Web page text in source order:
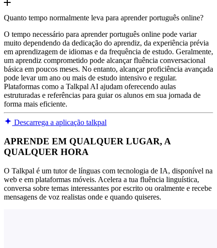
Quanto tempo normalmente leva para aprender português online?
O tempo necessário para aprender português online pode variar
muito dependendo da dedicação do aprendiz, da experiência prévia
em aprendizagem de idiomas e da frequência de estudo. Geralmente,
um aprendiz comprometido pode alcançar fluência conversacional
básica em poucos meses. No entanto, alcançar proficiência avançada
pode levar um ano ou mais de estudo intensivo e regular.
Plataformas como a Talkpal AI ajudam oferecendo aulas
estruturadas e referências para guiar os alunos em sua jornada de
forma mais eficiente.
Descarrega a aplicação talkpal
APRENDE EM QUALQUER LUGAR, A
QUALQUER HORA
O Talkpal é um tutor de línguas com tecnologia de IA, disponível na
web e em plataformas móveis. Acelera a tua fluência linguística,
conversa sobre temas interessantes por escrito ou oralmente e recebe
mensagens de voz realistas onde e quando quiseres.